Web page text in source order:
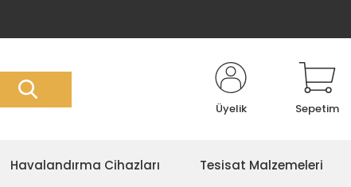
Üyelik Sepetim
Havalandırma Cihazları Tesisat Malzemeleri